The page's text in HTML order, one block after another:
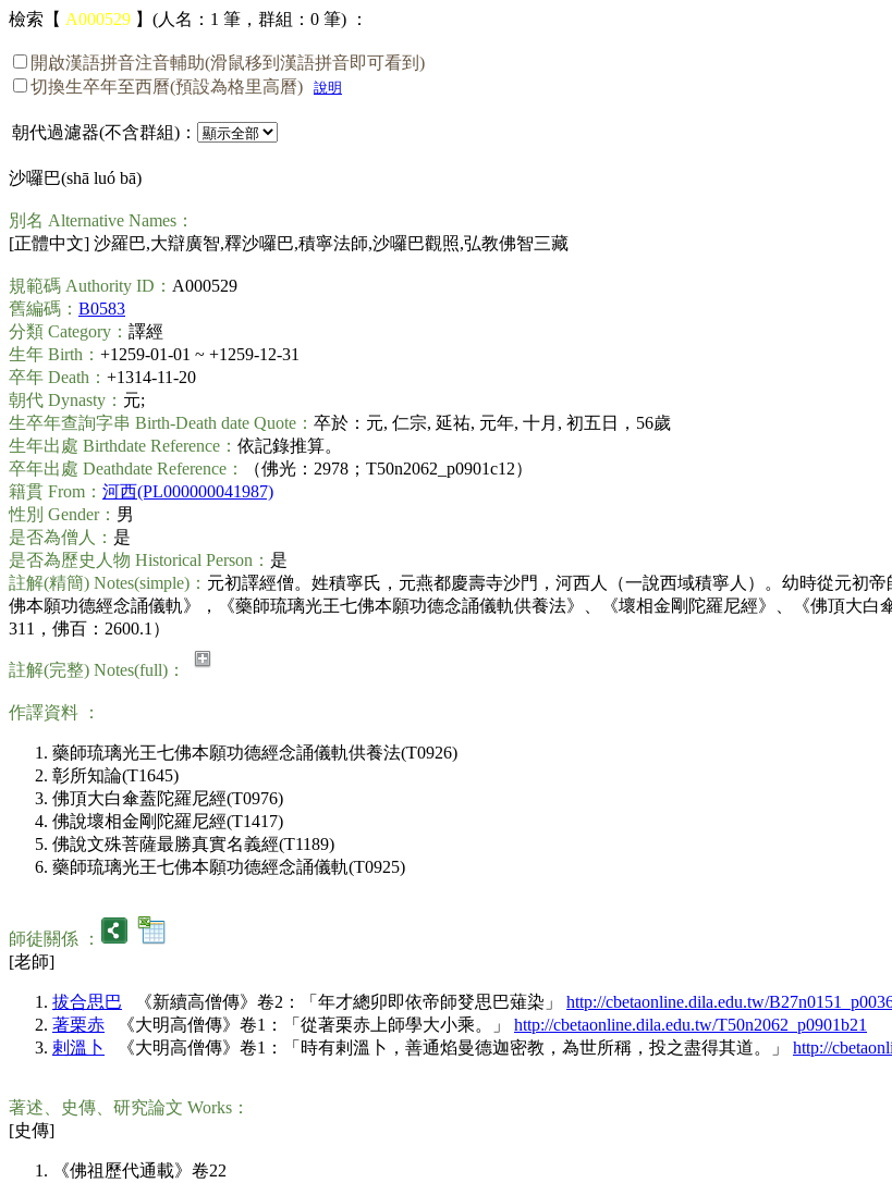
檢索【 A000529 】(人名：1 筆，群組：0 筆) ：
開啟漢語拼音注音輔助(滑鼠移到漢語拼音即可看到)
切換生卒年至西曆(預設為格里高曆)
說明
朝代過濾器(不含群組)：
沙囉巴(shā luó bā)
別名 Alternative Names：
[正體中文] 沙羅巴,大辯廣智,釋沙囉巴,積寧法師,沙囉巴觀照,弘教佛智三藏
規範碼 Authority ID： A000529
舊編碼： B0583
分類 Category： 譯經
生年 Birth： +1259-01-01 ~ +1259-12-31
卒年 Death： +1314-11-20
朝代 Dynasty： 元;
生卒年查詢字串 Birth-Death date Quote： 卒於：元, 仁宗, 延祐, 元年, 十月, 初五日，56歲
生年出處 Birthdate Reference： 依記錄推算。
卒年出處 Deathdate Reference：
（佛光：2978；T50n2062_p0901c12）
籍貫 From： 河西(PL000000041987)
性別 Gender： 男
是否為僧人： 是
是否為歷史人物 Historical Person： 是
註解(精簡) Notes(simple)： 元初譯經僧。姓積寧氏，元燕都慶壽寺沙門，河西人（一說西域積寧人）。幼時從元初
佛本願功德經念誦儀軌》，《藥師琉璃光王七佛本願功德念誦儀軌供養法》、《壞相金剛陀羅尼經》、《佛頂大白
311，佛百：2600.1）
註解(完整) Notes(full)：
作譯資料 ：
藥師琉璃光王七佛本願功德經念誦儀軌供養法(T0926)
彰所知論(T1645)
佛頂大白傘蓋陀羅尼經(T0976)
佛說壞相金剛陀羅尼經(T1417)
佛說文殊菩薩最勝真實名義經(T1189)
藥師琉璃光王七佛本願功德經念誦儀軌(T0925)
師徒關係 ：
[老師]
拔合思巴 《新續高僧傳》卷2：「年才總卯即依帝師癹思巴薙染」 http://cbetaonline.dila.edu.tw/
著栗赤 《大明高僧傳》卷1：「從著栗赤上師學大小乘。」 http://cbetaonline.dila.edu.tw/T50n2062_p0901b21
剌溫卜
《大明高僧傳》卷1：「時有剌溫卜，善通焰曼德迦密教，為世所稱，投之盡得其道。」 http://
著述、史傳、研究論文 Works：
[史傳]
《佛祖歷代通載》卷22